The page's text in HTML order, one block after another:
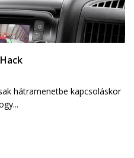
hátramenetbe kapcsoláskor